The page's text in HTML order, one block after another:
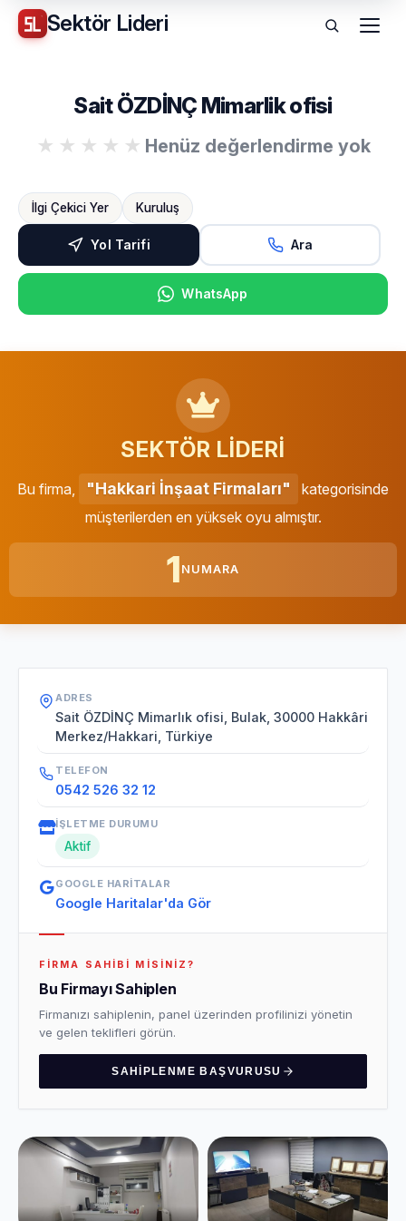
Sektör Lideri Menü
Sait ÖZDİNÇ Mimarlik ofisi
Henüz değerlendirme yok
İlgi Çekici Yer Kuruluş
Yol Tarifi Ara
WhatsApp
SEKTÖR LİDERİ
Bu firma, "Hakkari İnşaat Firmaları"
kategorisinde
müşterilerden en yüksek oyu almıştır.
1 NUMARA
ADRES
Sait ÖZDİNÇ Mimarlık ofisi, Bulak, 30000 Hakkâri
Merkez/Hakkari, Türkiye
TELEFON
0542 526 32 12
İŞLETME DURUMU
Aktif
GOOGLE HARITALAR
Google Haritalar'da Gör
FIRMA SAHIBI MISINIZ?
Bu Firmayı Sahiplen
Firmanızı sahiplenin, panel üzerinden profilinizi yönetin
ve gelen teklifleri görün.
SAHIPLENME BAŞVURUSU